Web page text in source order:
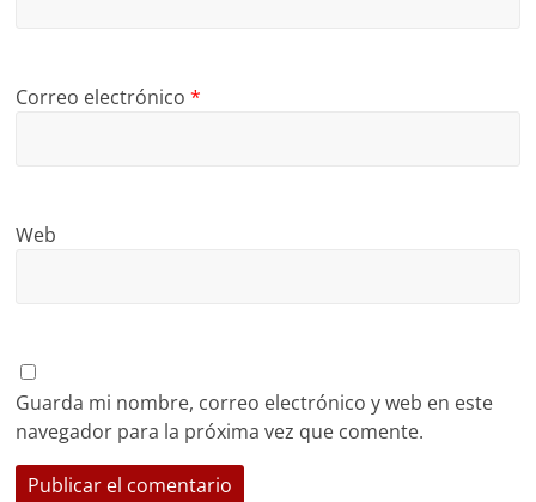
Correo electrónico*
Web
Guarda mi nombre, correo electrónico y web en este
navegador para la próxima vez que comente.